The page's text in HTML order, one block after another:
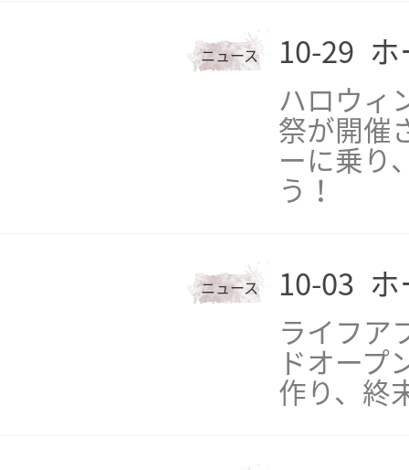
ニュース 10-29 ホ
ハロウィ
祭が開催
ーに乗り
う！
ニュース 10-03 ホ
ライフア
ドオープ
作り、終